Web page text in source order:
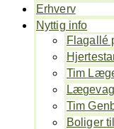
Erhverv
Nyttig info
Flagallé
Tim
Tim
Boliger